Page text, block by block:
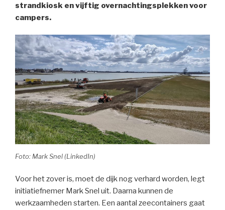
strandkiosk en vijftig overnachtingsplekken voor
campers.
Foto: Mark Snel (LinkedIn)
Voor het zover is, moet de dijk nog verhard worden, legt
initiatiefnemer Mark Snel uit. Daarna kunnen de
werkzaamheden starten. Een aantal zeecontainers gaat